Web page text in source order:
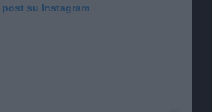
su Instagram